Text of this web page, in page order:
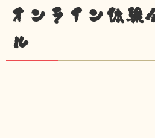
オンライン体験
ル